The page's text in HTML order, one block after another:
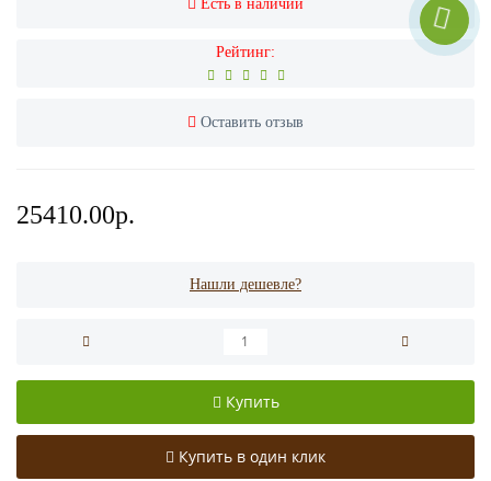
Есть в наличии
Рейтинг:
Оставить отзыв
25410.00р.
Нашли дешевле?
Купить
Купить в один клик